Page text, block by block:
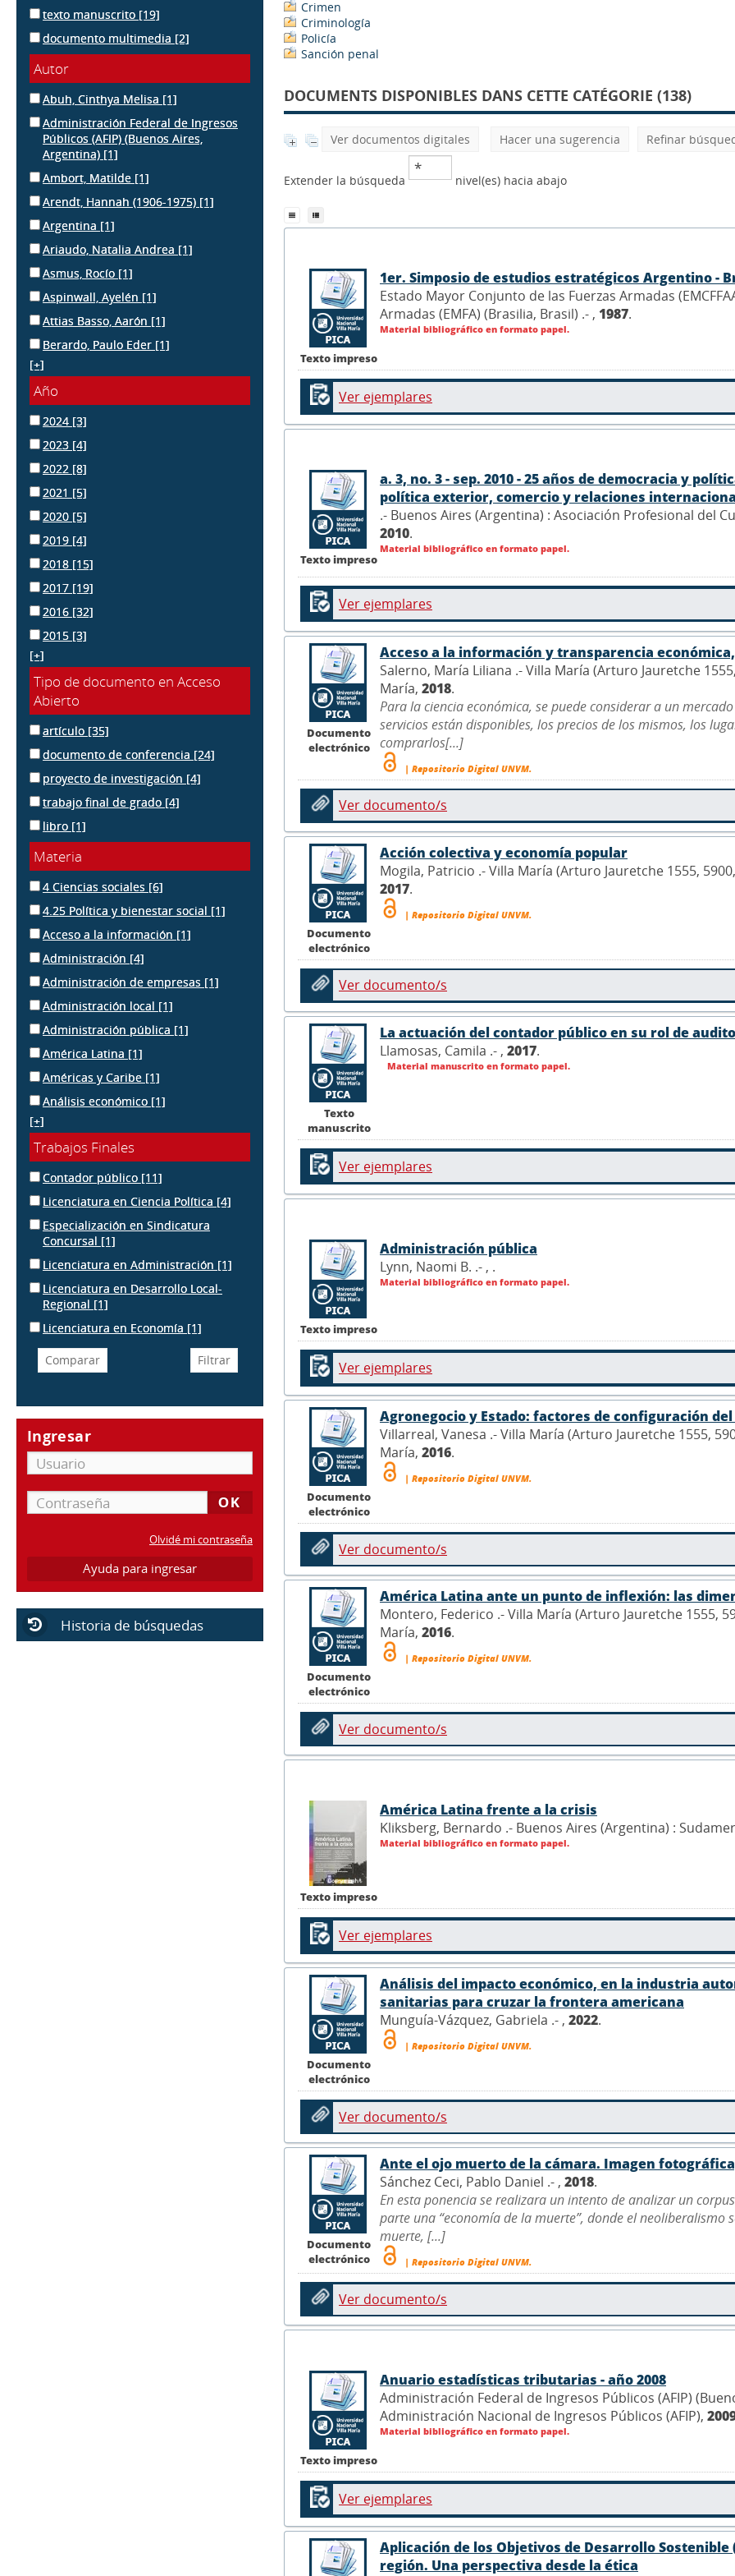
texto manuscrito [19]
documento multimedia [2]
Autor
Abuh, Cinthya Melisa [1]
Administración Federal de Ingresos
Públicos (AFIP) (Buenos Aires,
Argentina) [1]
Ambort, Matilde [1]
Arendt, Hannah (1906-1975) [1]
Argentina [1]
Ariaudo, Natalia Andrea [1]
Asmus, Rocío [1]
Aspinwall, Ayelén [1]
Attias Basso, Aarón [1]
Berardo, Paulo Eder [1]
[+]
Año
2024 [3]
2023 [4]
2022 [8]
2021 [5]
2020 [5]
2019 [4]
2018 [15]
2017 [19]
2016 [32]
2015 [3]
[+]
Tipo de documento en Acceso
Abierto
artículo [35]
documento de conferencia [24]
proyecto de investigación [4]
trabajo final de grado [4]
libro [1]
Materia
4 Ciencias sociales [6]
4.25 Política y bienestar social [1]
Acceso a la información [1]
Administración [4]
Administración de empresas [1]
Administración local [1]
Administración pública [1]
América Latina [1]
Américas y Caribe [1]
Análisis económico [1]
[+]
Trabajos Finales
Contador público [11]
Licenciatura en Ciencia Política [4]
Especialización en Sindicatura
Concursal [1]
Licenciatura en Administración [1]
Licenciatura en Desarrollo Local-
Regional [1]
Licenciatura en Economía [1]
Ingresar
Olvidé mi contraseña
Ayuda para ingresar
Historia de búsquedas
Crimen
Criminología
Policía
Sanción penal
DOCUMENTS DISPONIBLES DANS CETTE CATÉGORIE (138)
Ver documentos digitales Hacer una sugerencia Refinar
Extender la búsqueda nivel(es) hacia abajo
Texto impreso
1er. Simposio de estudios estratégicos Argentino -
Estado Mayor Conjunto de las Fuerzas Armadas
Armadas (EMFA) (Brasilia, Brasil) .- , 1987.
Material bibliográfico en formato papel.
Ver ejemplares
Texto impreso
a. 3, no. 3 - sep. 2010 - 25 años de democracia y
política exterior, comercio y relaciones
.- Buenos Aires (Argentina) : Asociación Profesional del
2010.
Material bibliográfico en formato papel.
Ver ejemplares
Documento
electrónico
Acceso a la información y transparencia
Salerno, María Liliana .- Villa María (Arturo Jauretche
María, 2018.
Para la ciencia económica, se puede considerar a un
servicios están disponibles, los precios de los mismos, los
comprarlos[...]
| Repositorio Digital UNVM.
Ver documento/s
Documento
electrónico
Acción colectiva y economía popular
Mogila, Patricio .- Villa María (Arturo Jauretche 1555,
2017.
| Repositorio Digital UNVM.
Ver documento/s
Texto
manuscrito
La actuación del contador público en su rol de
Llamosas, Camila .- , 2017.
Material manuscrito en formato papel.
Ver ejemplares
Texto impreso
Administración pública
Lynn, Naomi B. .- , .
Material bibliográfico en formato papel.
Ver ejemplares
Documento
electrónico
Agronegocio y Estado: factores de configuración
Villarreal, Vanesa .- Villa María (Arturo Jauretche 1555,
María, 2016.
| Repositorio Digital UNVM.
Ver documento/s
Documento
electrónico
América Latina ante un punto de inflexión: las
Montero, Federico .- Villa María (Arturo Jauretche 1555,
María, 2016.
| Repositorio Digital UNVM.
Ver documento/s
Texto impreso
América Latina frente a la crisis
Kliksberg, Bernardo .- Buenos Aires (Argentina) :
Material bibliográfico en formato papel.
Ver ejemplares
Documento
electrónico
Análisis del impacto económico, en la industria
sanitarias para cruzar la frontera americana
Munguía-Vázquez, Gabriela .- , 2022.
| Repositorio Digital UNVM.
Ver documento/s
Documento
electrónico
Ante el ojo muerto de la cámara. Imagen
Sánchez Ceci, Pablo Daniel .- , 2018.
En esta ponencia se realizara un intento de analizar un
parte una “economía de la muerte”, donde el
muerte, [...]
| Repositorio Digital UNVM.
Ver documento/s
Texto impreso
Anuario estadísticas tributarias - año 2008
Administración Federal de Ingresos Públicos (AFIP)
Administración Nacional de Ingresos Públicos (AFIP),
Material bibliográfico en formato papel.
Ver ejemplares
Aplicación de los Objetivos de Desarrollo
región. Una perspectiva desde la ética